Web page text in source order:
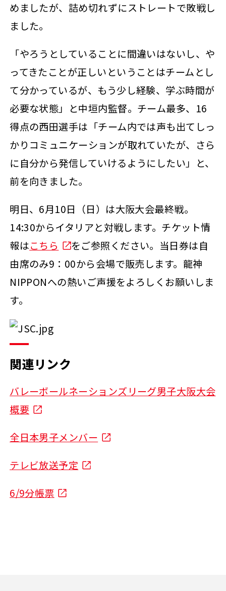
めましたが、詰め切れずにストレートで敗戦し
ました。
「やろうとしていることに間違いはないし、や
ってきたことが正しいということはチームとし
て分かっているが、もう少し経験、学ぶ時間が
必要な状態」と中垣内監督。チーム最多、16
得点の西田選手は「チーム内では声も出てしっ
かりコミュニケーションが取れていたが、さら
に自分から発信していけるようにしたい」と、
前を向きました。
明日、6月10日（日）は大阪大会最終戦。
14:30からイタリアと対戦します。チケット情
報はこちら
をご参照ください。当日券は自
由席のみ9：00から会場で販売します。龍神
NIPPONへの熱いご声援をよろしくお願いしま
す。
関連リンク
バレーボールネーションズリーグ男子大阪大会
概要
全日本男子メンバー
テレビ放送予定
6/9分帳票